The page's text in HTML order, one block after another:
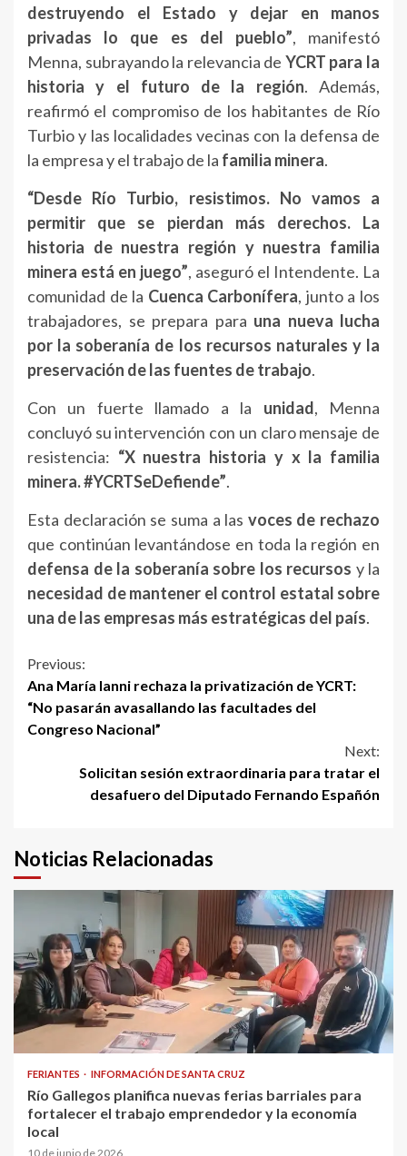
destruyendo el Estado y dejar en manos
privadas lo que es del pueblo”, manifestó
Menna, subrayando la relevancia de YCRT para la
historia y el futuro de la región. Además,
reafirmó el compromiso de los habitantes de Río
Turbio y las localidades vecinas con la defensa de
la empresa y el trabajo de la familia minera.
“Desde Río Turbio, resistimos. No vamos a
permitir que se pierdan más derechos. La
historia de nuestra región y nuestra familia
minera está en juego”, aseguró el Intendente. La
comunidad de la Cuenca Carbonífera, junto a los
trabajadores, se prepara para una nueva lucha
por la soberanía de los recursos naturales y la
preservación de las fuentes de trabajo.
Con un fuerte llamado a la unidad, Menna
concluyó su intervención con un claro mensaje de
resistencia: “X nuestra historia y x la familia
minera. #YCRTSeDefiende”.
Esta declaración se suma a las voces de rechazo
que continúan levantándose en toda la región en
defensa de la soberanía sobre los recursos y la
necesidad de mantener el control estatal sobre
una de las empresas más estratégicas del país.
Continue
Reading
Previous:
Ana María Ianni rechaza la privatización de YCRT:
“No pasarán avasallando las facultades del
Congreso Nacional”
Next:
Solicitan sesión extraordinaria para tratar el
desafuero del Diputado Fernando Españón
Noticias Relacionadas
FERIANTES INFORMACIÓN DE SANTA CRUZ
Río Gallegos planifica nuevas ferias barriales para
fortalecer el trabajo emprendedor y la economía
local
10 de junio de 2026